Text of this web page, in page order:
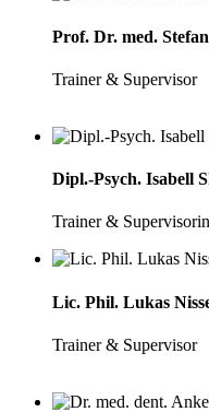
Prof. Dr. med.
Trainer & Supervisor
Dipl.-Psych. Isabell
Trainer & Supervisorin
Lic. Phil. Lukas
Trainer & Supervisor